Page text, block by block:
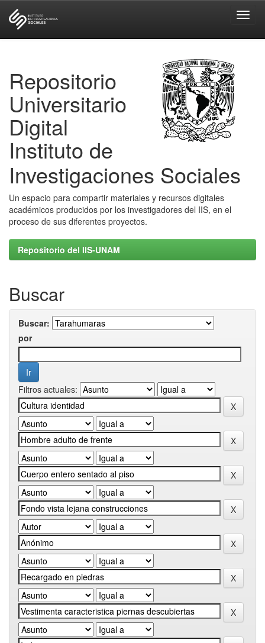
Repositorio
Universitario
Digital
Instituto de
Investigaciones Sociales
Un espacio para compartir materiales y recursos digitales
académicos producidos por los investigadores del IIS, en el
proceso de sus diferentes proyectos.
Repositorio del IIS-UNAM
Buscar
Buscar:
por
Filtros actuales: